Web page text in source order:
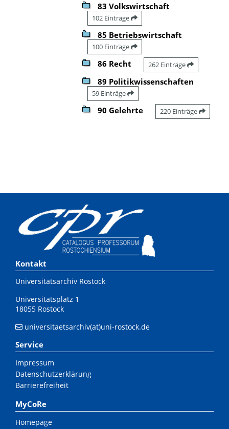
83 Volkswirtschaft
102 Einträge
85 Betriebswirtschaft
100 Einträge
86 Recht 262 Einträge
89 Politikwissenschaften
59 Einträge
90 Gelehrte 220 Einträge
Kontakt
Universitätsarchiv Rostock
Universitätsplatz 1
18055 Rostock
universitaetsarchiv(at)uni-rostock.de
Service
Impressum
Datenschutzerklärung
Barrierefreiheit
MyCoRe
Homepage